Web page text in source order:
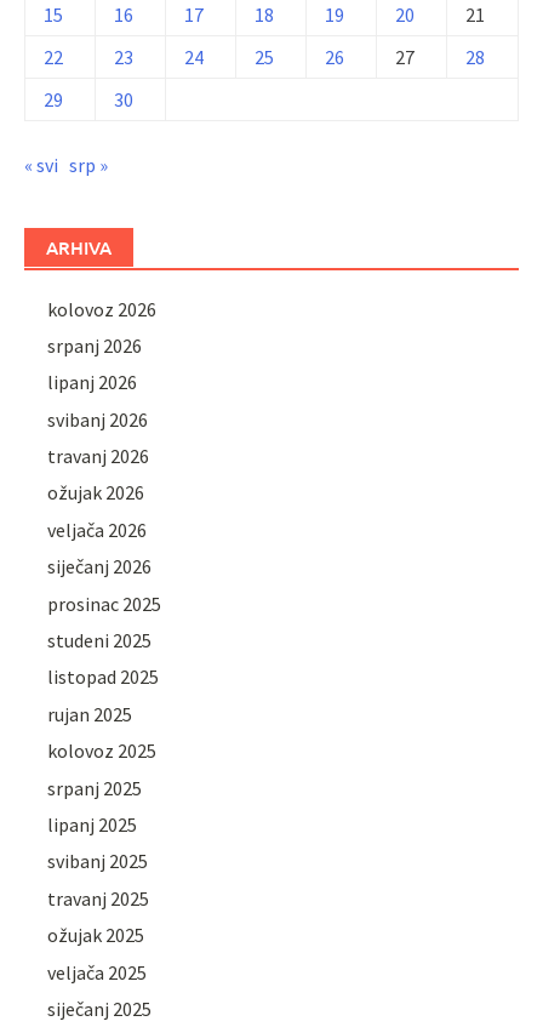
15
16 17 18 19 20
21
22
23 24 25 26 27
28
29
30
« svi srp »
ARHIVA
kolovoz 2026
srpanj 2026
lipanj 2026
svibanj 2026
travanj 2026
ožujak 2026
veljača 2026
siječanj 2026
prosinac 2025
studeni 2025
listopad 2025
rujan 2025
kolovoz 2025
srpanj 2025
lipanj 2025
svibanj 2025
travanj 2025
ožujak 2025
veljača 2025
siječanj 2025